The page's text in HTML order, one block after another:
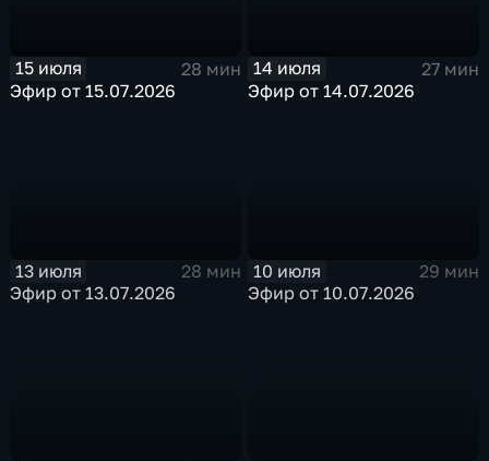
15 июля
28 мин
Эфир от 15.07.2026
14 июля
27 мин
Эфир от 14.07.2026
13 июля
28 мин
Эфир от 13.07.2026
10 июля
29 мин
Эфир от 10.07.2026